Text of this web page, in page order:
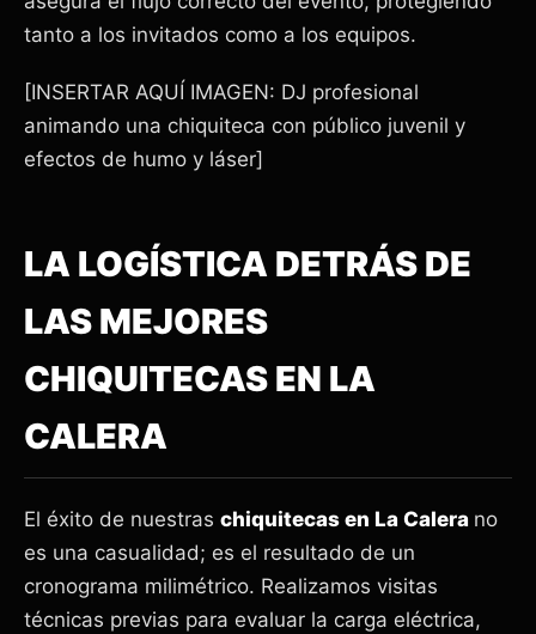
tanto a los invitados como a los equipos.
[INSERTAR AQUÍ IMAGEN: DJ profesional
animando una chiquiteca con público juvenil y
efectos de humo y láser]
LA LOGÍSTICA DETRÁS DE
LAS MEJORES
CHIQUITECAS EN LA
CALERA
El éxito de nuestras chiquitecas en La Calera no
es una casualidad; es el resultado de un
cronograma milimétrico. Realizamos visitas
técnicas previas para evaluar la carga eléctrica,